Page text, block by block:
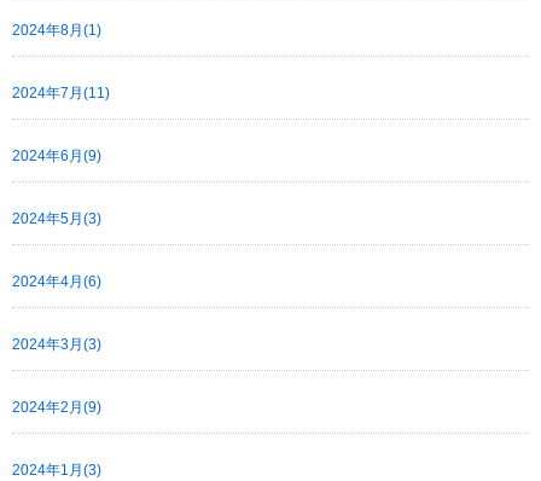
2024年8月(1)
2024年7月(11)
2024年6月(9)
2024年5月(3)
2024年4月(6)
2024年3月(3)
2024年2月(9)
2024年1月(3)